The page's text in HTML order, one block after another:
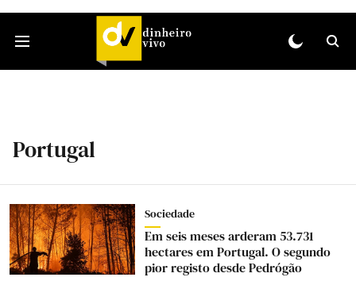
Portugal
Sociedade
Em seis meses arderam 53.731
hectares em Portugal. O segundo
pior registo desde Pedrógão